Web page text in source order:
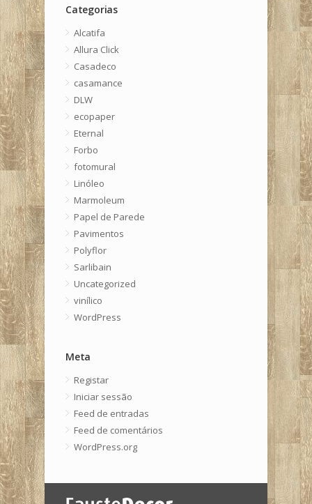
Categorias
Alcatifa
Allura Click
Casadeco
casamance
DLW
ecopaper
Eternal
Forbo
fotomural
Linóleo
Marmoleum
Papel de Parede
Pavimentos
Polyflor
Sarlibain
Uncategorized
vinílico
WordPress
Meta
Registar
Iniciar sessão
Feed de entradas
Feed de comentários
WordPress.org